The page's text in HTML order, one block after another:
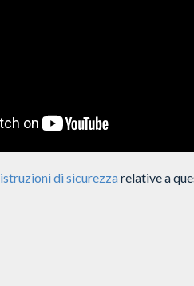
istruzioni di sicurezzarelative a